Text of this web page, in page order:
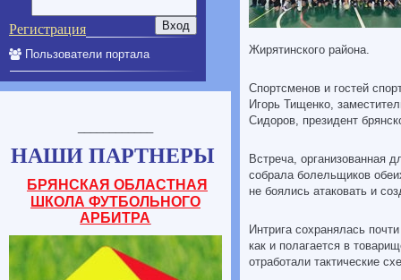
Регистрация
Пользователи портала
НАШИ ПАРТНЕРЫ
БРЯНСКАЯ ОБЛАСТНАЯ
ШКОЛА ФУТБОЛЬНОГО
АРБИТРА
Жирятинского района.
Спортсменов и гостей
Игорь Тищенко,
Сидоров, президент
Встреча, организованная
собрала болельщиков
не боялись атаковать и
Интрига сохранялась
как и полагается в
отработали тактические